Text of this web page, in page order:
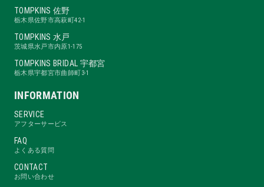
TOMPKINS 佐野
栃木県佐野市高萩町42-1
TOMPKINS 水戸
茨城県水戸市内原1-175
TOMPKINS BRIDAL 宇都宮
栃木県宇都宮市曲師町3-1
INFORMATION
SERVICE
アフターサービス
FAQ
よくある質問
CONTACT
お問い合わせ